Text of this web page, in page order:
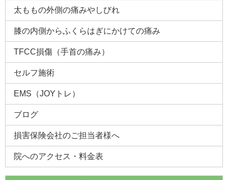
太ももの外側の痛みやしびれ
膝の内側からふくらはぎにかけての痛み
TFCC損傷（手首の痛み）
セルフ施術
EMS（JOYトレ）
ブログ
損害保険会社のご担当者様へ
院へのアクセス・料金表